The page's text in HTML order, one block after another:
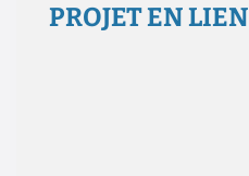
PROJET EN LIEN